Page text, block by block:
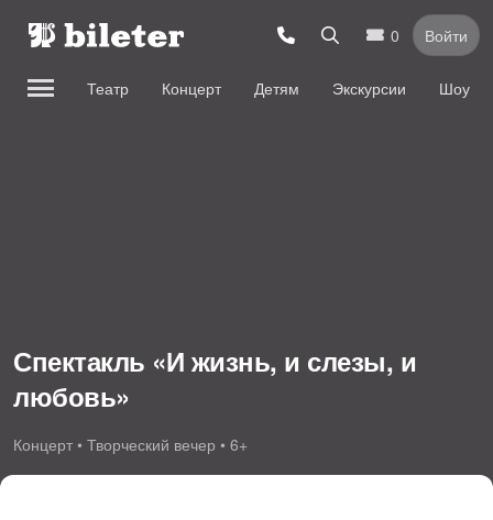
0 Войти
Театр Концерт Детям Экскурсии Шоу
Спектакль «И жизнь, и слезы, и
любовь»
Концерт • Творческий вечер • 6+